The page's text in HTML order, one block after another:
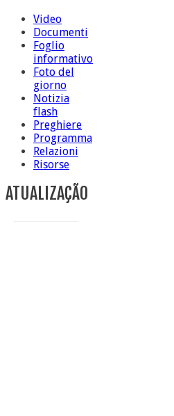
Video
Documenti
Foglio
informativo
Foto del
giorno
Notizia
flash
Preghiere
Programma
Relazioni
Risorse
ATUALIZAÇÃO